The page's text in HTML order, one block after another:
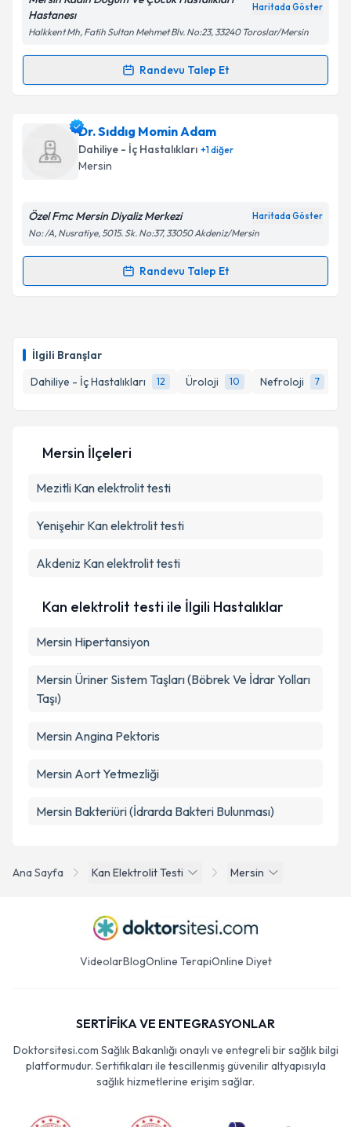
İlgili Branşlar
Dahiliye - İç Hastalıkları
12 Üroloji 10 Nefroloji 7
Kişisel verilerimin işlenmesine ilişkinAydınlatma
'ni okudum ve kişisel verilerimin belirtilen
kapsamda işlenmesini kabul ediyorum.
Takvim Talebini Gönder
Hastanesı
Haritada Göster
Halkkent Mh, Fatih Sultan Mehmet Blv. No:23, 33240 Toroslar/Mersin
Randevu Talep Et
Randevu Takvimi Talebi
Dr. Ayşe Esin Kibariçin randevu takvimi talebi
oluşturun. Size bu uzmandan randevu almanız için bir
takvim hazırlandığında e-posta ile bilgilendireceğiz.
Kişisel verilerimin işlenmesine ilişkin
Metni'ni okudum ve kişisel verilerimin belirtilen
Dr. Sıddıg Momin Adam
Dahiliye - İç Hastalıkları +1diğer
Mersin
Özel Fmc Mersin Diyaliz Merkezi Haritada Göster
No: /A, Nusratiye, 5015. Sk. No:37, 33050 Akdeniz/Mersin
Randevu Talep Et
Randevu Takvimi Talebi
takvim hazırlandığında e-posta ile bilgilendireceğiz.
Metni'ni okudum ve kişisel verilerimin belirtilen
Ana Sayfa Kan Elektrolit Testi Mersin
Mersin İlçeleri
Mezitli Kan elektrolit testi
Yenişehir Kan elektrolit testi
Akdeniz Kan elektrolit testi
Kan elektrolit testi ile İlgili Hastalıklar
Mersin Hipertansiyon
Mersin Üriner Sistem Taşları (Böbrek Ve İdrar Yolları
Taşı)
Mersin Angina Pektoris
Mersin Aort Yetmezliği
Mersin Bakteriüri (İdrarda Bakteri Bulunması)
VideolarBlogOnline TerapiOnline Diyet
SERTİFİKA VE ENTEGRASYONLAR
Doktorsitesi.com Sağlık Bakanlığı onaylı ve entegreli bir sağlık bilgi
platformudur. Sertifikaları ile tescillenmiş güvenilir altyapısıyla
sağlık hizmetlerine erişim sağlar.